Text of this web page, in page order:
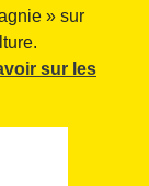
» sur
sur les